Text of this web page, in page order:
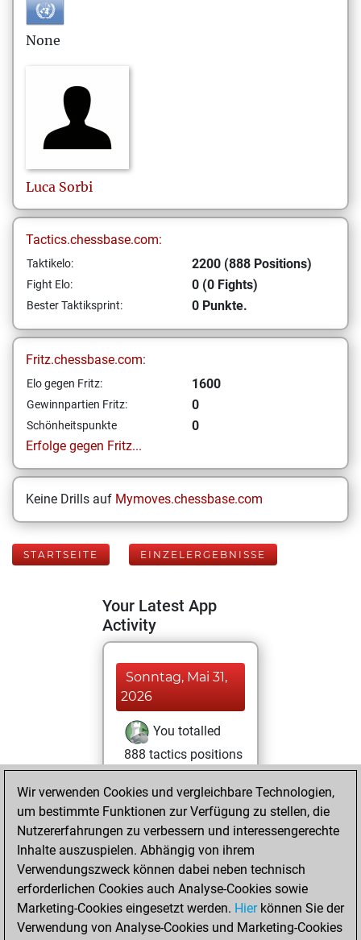
None
Luca Sorbi
Tactics.chessbase.com:
Taktikelo: 2200 (888 Positions)
Fight Elo: 0 (0 Fights)
Bester Taktiksprint: 0 Punkte.
Fritz.chessbase.com:
Elo gegen Fritz: 1600
Gewinnpartien Fritz: 0
Schönheitspunkte
0
Erfolge gegen Fritz...
Keine Drills auf Mymoves.chessbase.com
STARTSEITE EINZELERGEBNISSE
Your Latest App
Activity
Sonntag, Mai 31,
2026
You totalled
888 tactics positions
Tactics
solved 492 tactics
positions
an Elo of 2200 in
tactics positions
Donnerstag,
Januar 5, 2023
Wir verwenden Cookies und vergleichbare Technologien,
um bestimmte Funktionen zur Verfügung zu stellen, die
Nutzererfahrungen zu verbessern und interessengerechte
Inhalte auszuspielen. Abhängig von ihrem
Verwendungszweck können dabei neben technisch
erforderlichen Cookies auch Analyse-Cookies sowie
Marketing-Cookies eingesetzt werden. Hierkönnen Sie der
Verwendung von Analyse-Cookies und Marketing-Cookies